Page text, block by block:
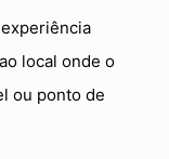
local onde o
ou ponto de